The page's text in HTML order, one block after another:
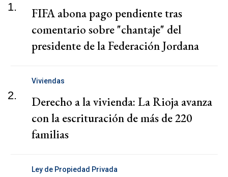
1.
FIFA abona pago pendiente tras
comentario sobre "chantaje" del
presidente de la Federación Jordana
2.
Viviendas
Derecho a la vivienda: La Rioja avanza
con la escrituración de más de 220
familias
Ley de Propiedad Privada